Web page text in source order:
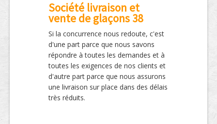
Société livraison et
vente de glaçons 38
Si la concurrence nous redoute, c'est
d'une part parce que nous savons
répondre à toutes les demandes et à
toutes les exigences de nos clients et
d'autre part parce que nous assurons
une livraison sur place dans des délais
très réduits.